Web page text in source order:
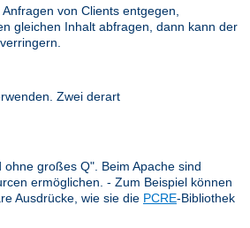
von Clients entgegen,
gleichen Inhalt abfragen, dann kann der
Zwei derart
großes Q". Beim Apache sind
ermöglichen. - Zum Beispiel können
Ausdrücke, wie sie die PCRE-Bibliothek